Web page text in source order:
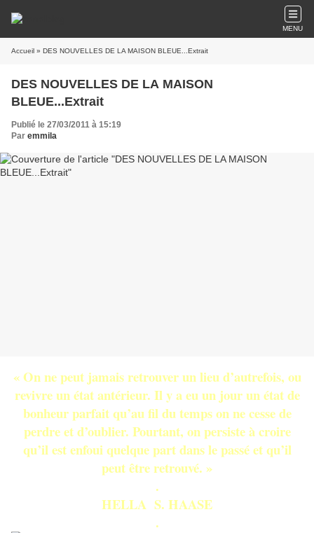
MENU
Accueil » DES NOUVELLES DE LA MAISON BLEUE...Extrait
DES NOUVELLES DE LA MAISON
BLEUE...Extrait
Publié le 27/03/2011 à 15:19
Par emmila
« On ne peut jamais retrouver un lieu d’autrefois, ou
revivre un état antérieur. Il y a eu un jour un état de
bonheur parfait qu’au fil du temps on ne cesse de
perdre et d’oublier. Pourtant, on persiste à croire
qu’il est enfoui quelque part dans le passé et qu’il
peut être retrouvé. »
.
HELLA S. HAASE
.